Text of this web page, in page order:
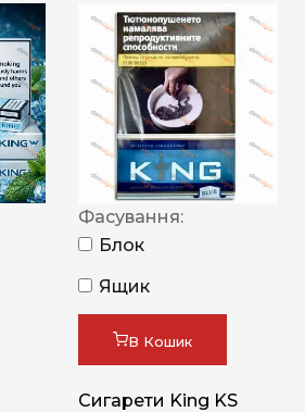
Фасування:
Блок
Ящик
В Кошик
Сигарети King KS